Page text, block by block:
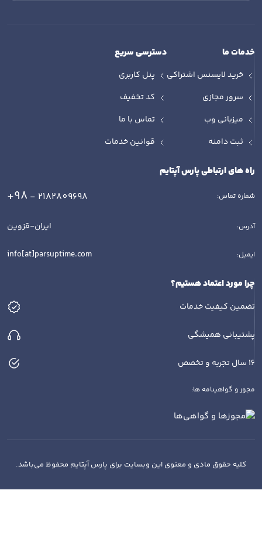
خدمات ما
خرید لایسنس اشتراکی
سرور مجازی
میزبانی وب
ثبت دامنه
دسترسی سریع
پنل کاربری
کد تخفیف
تماس با ما
قوانین خدمات
راه های ارتباطی پارس آپتایم
شماره تماس: +98 - 2182809698
آدرس: ایران-قزوین
ایمیل: info[at]parsuptime.com
چرا مورد اعتماد هستیم؟
تضمین کیفیت خدمات
پشتیبانی همیشگی
16 سال تجربه و تخصص
مجوز و گواهینامه ها:
کلیه حقوق مادی و معنوی این وبسایت برای پارس آپتایم محفوظ می‌باشد.